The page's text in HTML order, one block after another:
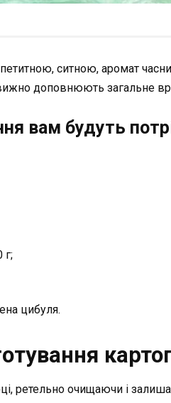
ситною, аромат
доповнюють загальне
вам будуть
г;
цибуля.
ретельно очищаючи і